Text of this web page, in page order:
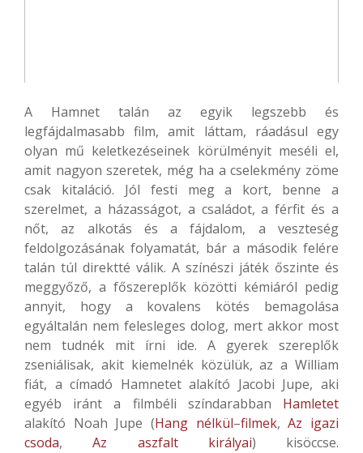
A Hamnet talán az egyik legszebb és
legfájdalmasabb film, amit láttam, ráadásul egy
olyan mű keletkezéseinek körülményit meséli el,
amit nagyon szeretek, még ha a cselekmény zöme
csak kitaláció. Jól festi meg a kort, benne a
szerelmet, a házasságot, a családot, a férfit és a
nőt, az alkotás és a fájdalom, a veszteség
feldolgozásának folyamatát, bár a második felére
talán túl direktté válik. A színészi játék őszinte és
meggyőző, a főszereplők közötti kémiáról pedig
annyit, hogy a kovalens kötés bemagolása
egyáltalán nem felesleges dolog, mert akkor most
nem tudnék mit írni ide. A gyerek szereplők
zseniálisak, akit kiemelnék közülük, az a William
fiát, a címadó Hamnetet alakító Jacobi Jupe, aki
egyéb iránt a filmbéli színdarabban Hamletet
alakító Noah Jupe (Hang nélkül–filmek,Az igazi
csoda,Az aszfalt királyai) kisöccse.